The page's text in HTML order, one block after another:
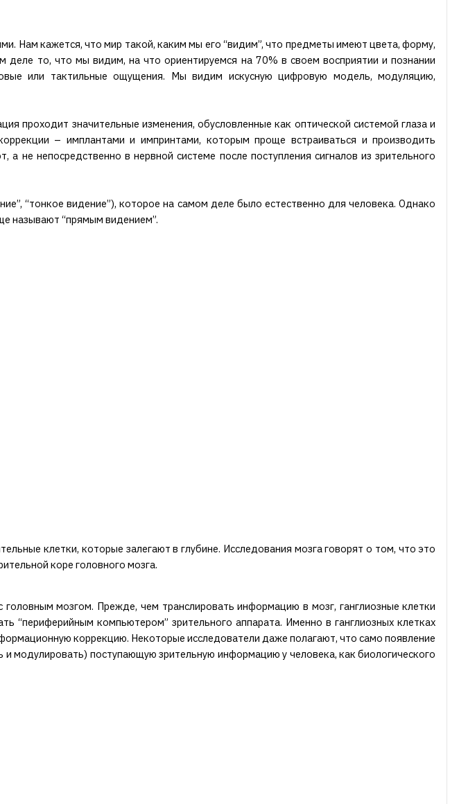
Нам кажется, что мир такой, каким мы его “видим”, что предметы имеют цвета, форму,
то, что мы видим, на что ориентируемся на 70% в своем восприятии и познании
или тактильные ощущения. Мы видим искусную цифровую модель, модуляцию,
проходит значительные изменения, обусловленные как оптической системой глаза и
– имплантами и импринтами, которым проще встраиваться и производить
не непосредственно в нервной системе после поступления сигналов из зрительного
“тонкое видение”), которое на самом деле было естественно для человека. Однако
называют “прямым видением”.
клетки, которые залегают в глубине. Исследования мозга говорят о том, что это
коре головного мозга.
мозгом. Прежде, чем транслировать информацию в мозг, ганглиозные клетки
“периферийным компьютером” зрительного аппарата. Именно в ганглиозных клетках
коррекцию. Некоторые исследователи даже полагают, что само появление
модулировать) поступающую зрительную информацию у человека, как биологического